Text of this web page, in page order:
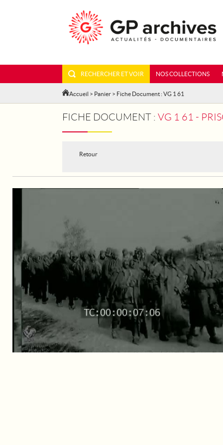
RECHERCHER ET VOIR NOS COLLECTIONS
Accueil > Panier > Fiche Document : VG 1 61
FICHE DOCUMENT : VG 1 61 -
Retour